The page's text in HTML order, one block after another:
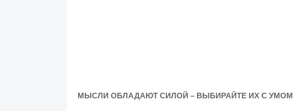
МЫСЛИ ОБЛАДАЮТ СИЛОЙ – ВЫБИРАЙТЕ ИХ С УМОМ